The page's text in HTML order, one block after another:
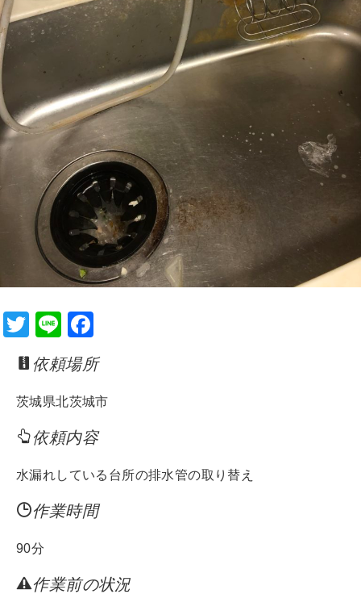
T
wi
tt
er
Li
n
e
a
c
e
b
o
o
k
依頼場所
茨城県北茨城市
依頼内容
水漏れしている台所の排水管の取り替え
作業時間
90分
作業前の状況